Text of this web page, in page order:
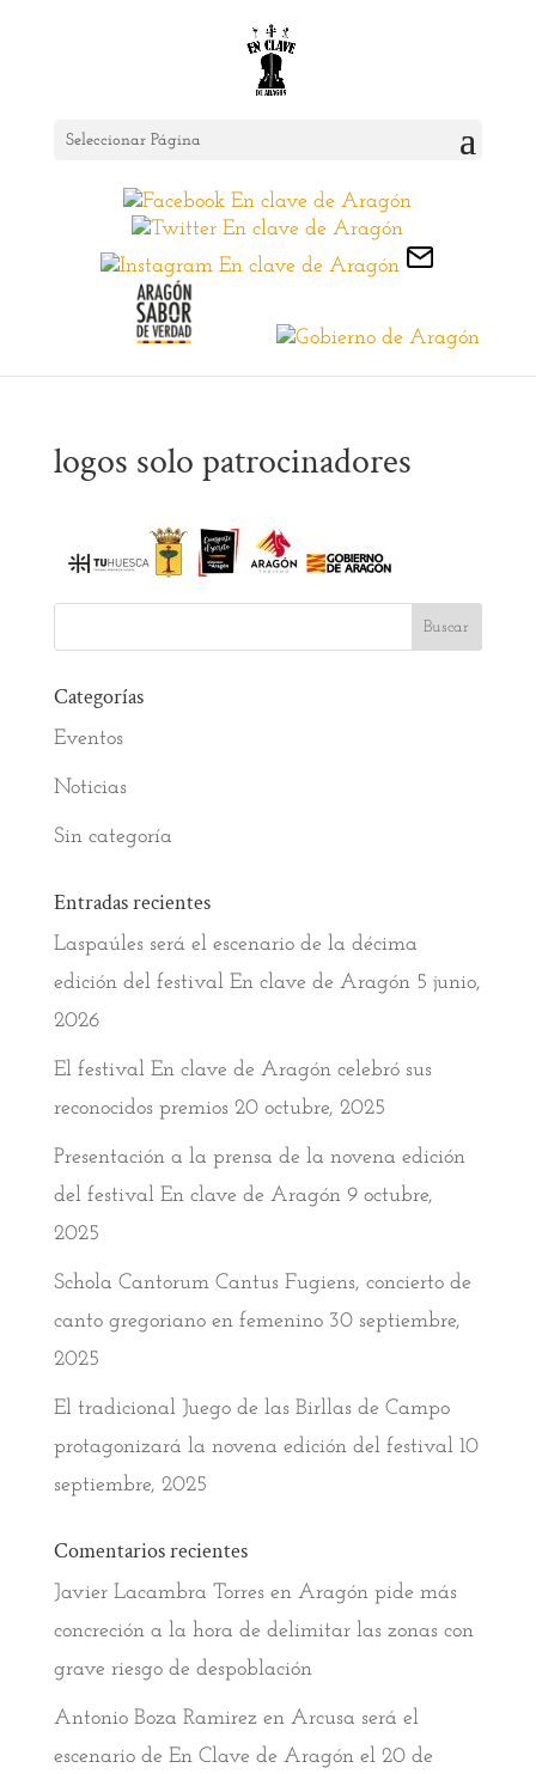
Seleccionar Página
logos solo patrocinadores
Categorías
Eventos
Noticias
Sin categoría
Entradas recientes
Laspaúles será el escenario de la décima
edición del festival En clave de Aragón 5 junio,
2026
El festival En clave de Aragón celebró sus
reconocidos premios 20 octubre, 2025
Presentación a la prensa de la novena edición
del festival En clave de Aragón 9 octubre,
2025
Schola Cantorum Cantus Fugiens, concierto de
canto gregoriano en femenino 30 septiembre,
2025
El tradicional Juego de las Birllas de Campo
protagonizará la novena edición del festival 10
septiembre, 2025
Comentarios recientes
Javier Lacambra Torresen Aragón pide más
concreción a la hora de delimitar las zonas con
grave riesgo de despoblación
Antonio Boza Ramirez en Arcusa será el
escenario de En Clave de Aragón el 20 de